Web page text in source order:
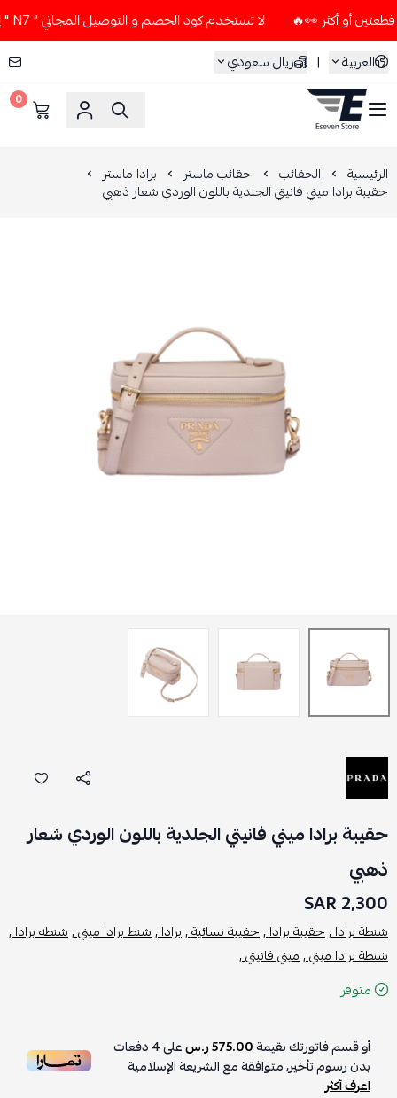
لا تستخدم كود الخصم و التوصيل المجاني " N7 " إلا إذا طلبت قطعتين أو أكثر 👀🔥
العربية
| ريال سعودي
ESEVEN STORE
0
الرئيسية الحقائب حقائب ماستر برادا ماستر
حقيبة برادا ميني فانيتي الجلدية باللون الوردي شعار ذهبي
حقيبة برادا ميني فانيتي الجلدية باللون الوردي شعار
ذهبي
2,300 SAR
شنطة برادا ,حقيبة برادا ,حقيبة نسائية ,برادا ,شنط برادا ميني ,شنطه برادا ,
شنطة برادا ميني ,ميني فانيتي ,
متوفر
أو قسم فاتورتك بقيمة575.00 ر.س على4دفعات
بدون رسوم تأخير، متوافقة مع الشريعة الإسلامية
اعرف أكثر